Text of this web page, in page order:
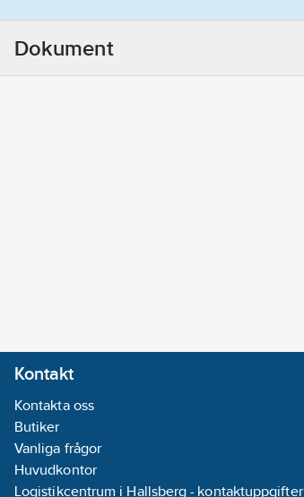
Dokument
Kontakt
Kontakta oss
Butiker
Vanliga frågor
Huvudkontor
Logistikcentrum i Hallsberg - kontaktuppgifter